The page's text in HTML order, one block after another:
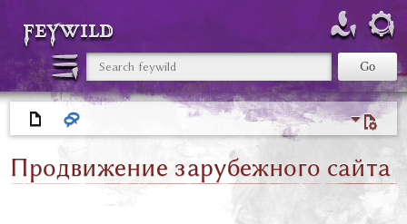
feywild
Продвижение зарубежного сайта